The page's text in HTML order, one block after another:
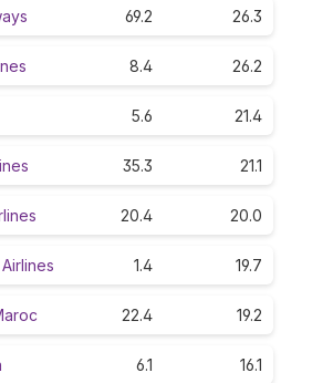
69.2 26.3
8.4 26.2
5.6 21.4
35.3 21.1
20.4 20.0
1.4 19.7
22.4 19.2
6.1 16.1